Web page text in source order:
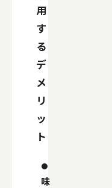
用
す
る
デ
メ
リ
ッ
ト
味